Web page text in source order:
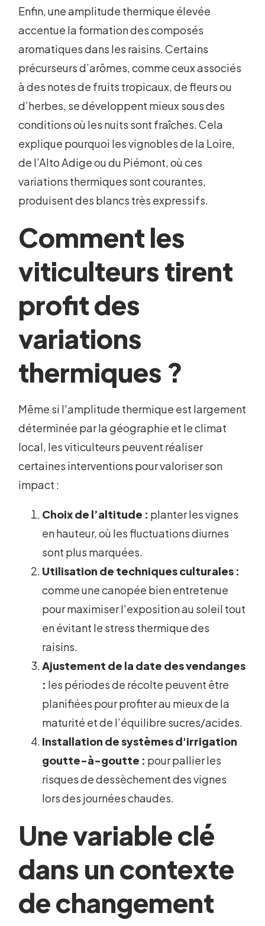
Enfin, une amplitude thermique élevée
accentue la formation des composés
aromatiques dans les raisins. Certains
précurseurs d’arômes, comme ceux associés
à des notes de fruits tropicaux, de fleurs ou
d’herbes, se développent mieux sous des
conditions où les nuits sont fraîches. Cela
explique pourquoi les vignobles de la Loire,
de l’Alto Adige ou du Piémont, où ces
variations thermiques sont courantes,
produisent des blancs très expressifs.
Comment les
viticulteurs tirent
profit des
variations
thermiques ?
Même si l'amplitude thermique est largement
déterminée par la géographie et le climat
local, les viticulteurs peuvent réaliser
certaines interventions pour valoriser son
impact :
Choix de l’altitude : planter les vignes
en hauteur, où les fluctuations diurnes
sont plus marquées.
Utilisation de techniques culturales :
comme une canopée bien entretenue
pour maximiser l'exposition au soleil tout
en évitant le stress thermique des
raisins.
Ajustement de la date des vendanges
: les périodes de récolte peuvent être
planifiées pour profiter au mieux de la
maturité et de l’équilibre sucres/acides.
Installation de systèmes d'irrigation
goutte-à-goutte : pour pallier les
risques de dessèchement des vignes
lors des journées chaudes.
Une variable clé
dans un contexte
de changement